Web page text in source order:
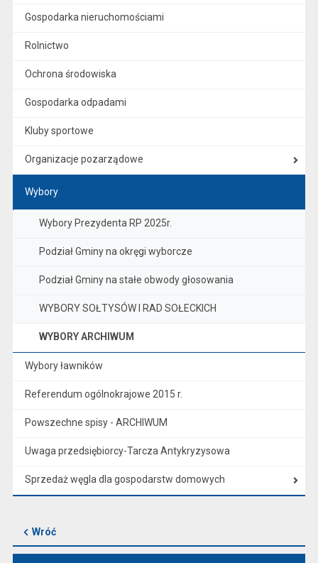
Gospodarka nieruchomościami
Rolnictwo
Ochrona środowiska
Gospodarka odpadami
Kluby sportowe
Organizacje pozarządowe
Wybory
Wybory Prezydenta RP 2025r.
Podział Gminy na okręgi wyborcze
Podział Gminy na stałe obwody głosowania
WYBORY SOŁTYSÓW I RAD SOŁECKICH
WYBORY ARCHIWUM
Wybory ławników
Referendum ogólnokrajowe 2015 r.
Powszechne spisy - ARCHIWUM
Uwaga przedsiębiorcy-Tarcza Antykryzysowa
Sprzedaż węgla dla gospodarstw domowych
Wróć